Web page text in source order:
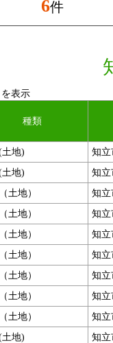
6件
を表示
種類
地) 知立
地) 知立
土地） 知立
土地） 知立
土地） 知立
土地） 知立
土地） 知立
土地） 知立
土地） 知立
地) 知立